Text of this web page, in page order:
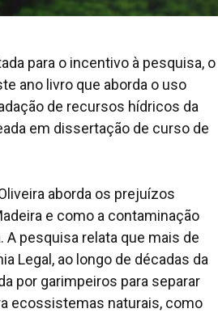
para o incentivo à pesquisa, o
ano livro que aborda o uso
de recursos hídricos da
em dissertação de curso de
aborda os prejuízos
e como a contaminação
A pesquisa relata que mais de
Legal, ao longo de décadas da
por garimpeiros para separar
ecossistemas naturais, como